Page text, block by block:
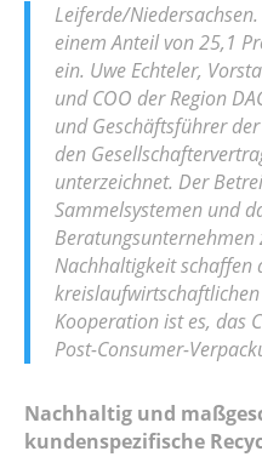
Leiferde/
einem Anteil von 25,1
ein. Uwe Echteler,
und COO der Region
und Geschäftsführer
den
unterzeichnet. Der
Sammelsystemen und
Beratungsunternehmen
Nachhaltigkeit schaffen
Kooperation ist es, das
Post-Consumer-
Nachhaltig und
kundenspezifische